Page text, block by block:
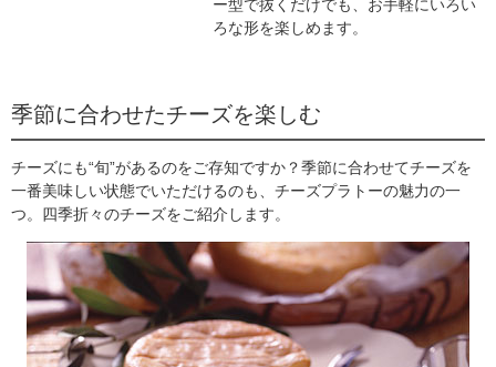
ー型で抜くだけでも、お手軽にいろい
ろな形を楽しめます。
季節に合わせたチーズを楽しむ
チーズにも“旬”があるのをご存知ですか？季節に合わせてチーズを
一番美味しい状態でいただけるのも、チーズプラトーの魅力の一
つ。四季折々のチーズをご紹介します。